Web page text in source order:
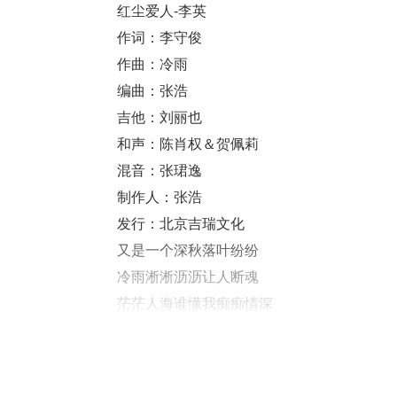
红尘爱人-李英
作词：李守俊
作曲：冷雨
编曲：张浩
吉他：刘丽也
和声：陈肖权＆贺佩莉
混音：张珺逸
制作人：张浩
发行：北京吉瑞文化
又是一个深秋落叶纷纷
冷雨淅淅沥沥让人断魂
茫茫人海谁懂我痴痴情深